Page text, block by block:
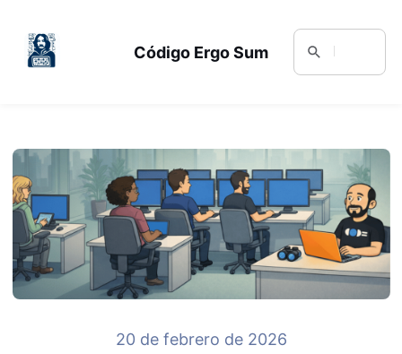
Código Ergo Sum
20 de febrero de 2026